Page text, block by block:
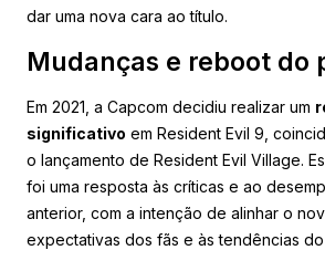
dar uma nova cara ao título.
Mudanças e reboot do
Em 2021, a Capcom decidiu realizar um
significativo em Resident Evil 9,
o lançamento de Resident Evil Village.
foi uma resposta às críticas e ao
anterior, com a intenção de alinhar o
expectativas dos fãs e às tendências